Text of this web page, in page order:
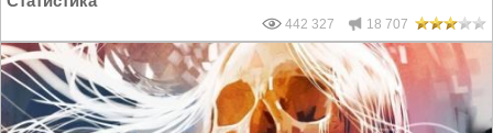
442 327 18 707